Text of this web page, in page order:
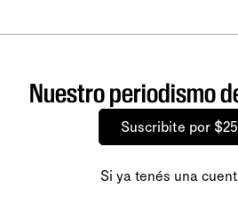
Nuestro periodismo
Suscribite por
Si ya tenés una